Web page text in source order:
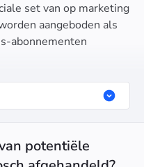
set van op marketing
aangeboden als
abonnementen
potentiële